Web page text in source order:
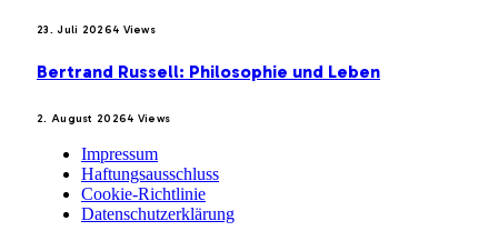
23. Juli 20264 Views
Bertrand Russell: Philosophie und Leben
2. August 20264 Views
Impressum
Haftungsausschluss
Cookie-Richtlinie
Datenschutzerklärung